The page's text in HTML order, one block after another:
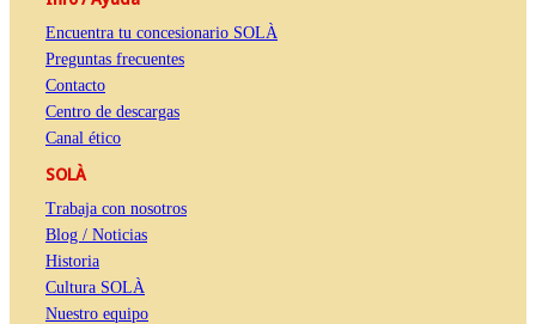
Encuentra tu concesionario SOLÀ
Preguntas frecuentes
Contacto
Centro de descargas
Canal ético
SOLÀ
Trabaja con nosotros
Blog / Noticias
Historia
Cultura SOLÀ
Nuestro equipo